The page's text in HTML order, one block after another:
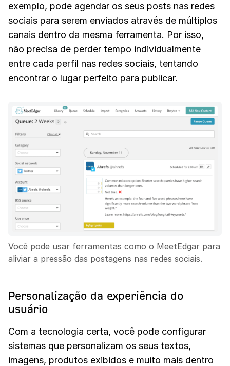
exemplo, pode agendar os seus posts nas redes
sociais para serem enviados através de múltiplos
canais dentro da mesma ferramenta. Por isso,
não precisa de perder tempo individualmente
entre cada perfil nas redes sociais, tentando
encontrar o lugar perfeito para publicar.
Você pode usar ferramentas como o MeetEdgar para
aliviar a pressão das postagens nas redes sociais.
Personalização da experiência do
usuário
Com a tecnologia certa, você pode configurar
sistemas que personalizam os seus textos,
imagens, produtos exibidos e muito mais dentro